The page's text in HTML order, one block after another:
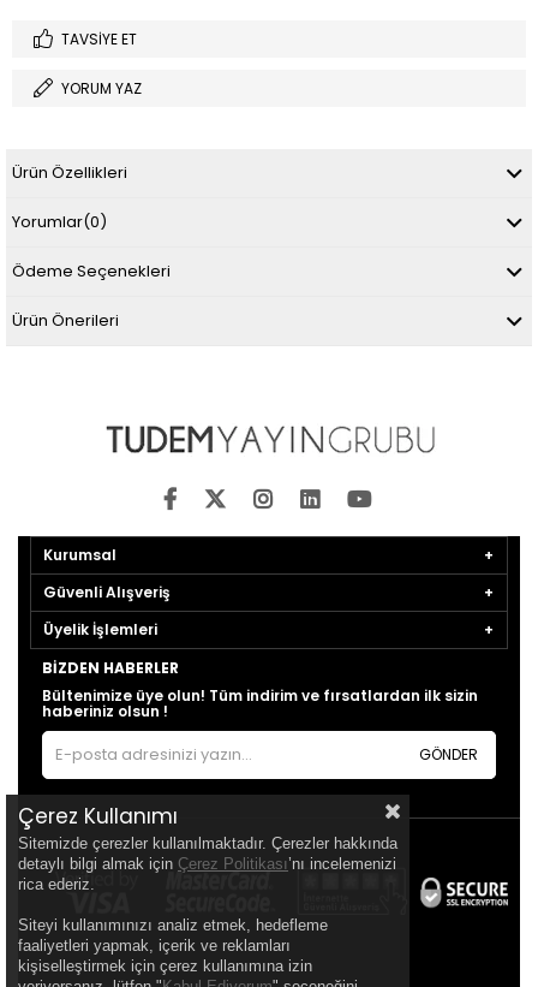
TAVSIYE ET
YORUM YAZ
Ürün Özellikleri
Yorumlar(0)
Ödeme Seçenekleri
Ürün Önerileri
Kurumsal
Güvenli Alışveriş
Üyelik İşlemleri
BIZDEN HABERLER
Bültenimize üye olun! Tüm indirim ve fırsatlardan ilk sizin
haberiniz olsun !
GÖNDER
Çerez Kullanımı
Sitemizde çerezler kullanılmaktadır. Çerezler hakkında
detaylı bilgi almak için Çerez Politikası’nı incelemenizi
rica ederiz.
Siteyi kullanımınızı analiz etmek, hedefleme
faaliyetleri yapmak, içerik ve reklamları
kişiselleştirmek için çerez kullanımına izin